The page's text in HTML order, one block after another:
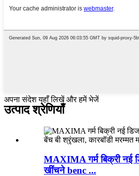
अपना संदेश यहाँ लिखें और हमें भेजें
उत्पाद श्रेणियाँ
MAXIMA गर्म बिक्री नई
खींचने benc ...